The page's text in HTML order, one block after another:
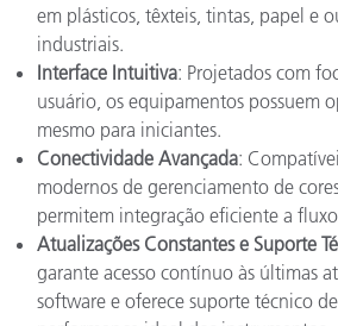
em plásticos, têxteis, tintas, papel e
industriais.
Interface Intuitiva: Projetados com
usuário, os equipamentos possuem
mesmo para iniciantes.
Conectividade Avançada:
modernos de gerenciamento de
permitem integração eficiente a
Atualizações Constantes e Suporte
garante acesso contínuo às últimas
software e oferece suporte técnico